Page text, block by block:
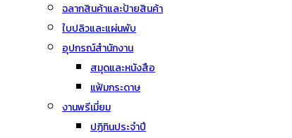
ฉลากสินค้าและป้ายสินค้า
ใบปลิวและแผ่นพับ
อุปกรณ์สำนักงาน
สมุดและหนังสือ
แฟ้มกระดาษ
งานพรีเมี่ยม
ปฏิทินประจำปี